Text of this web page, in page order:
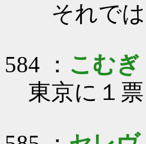
それでは
584 ： こむぎ
東京に１票